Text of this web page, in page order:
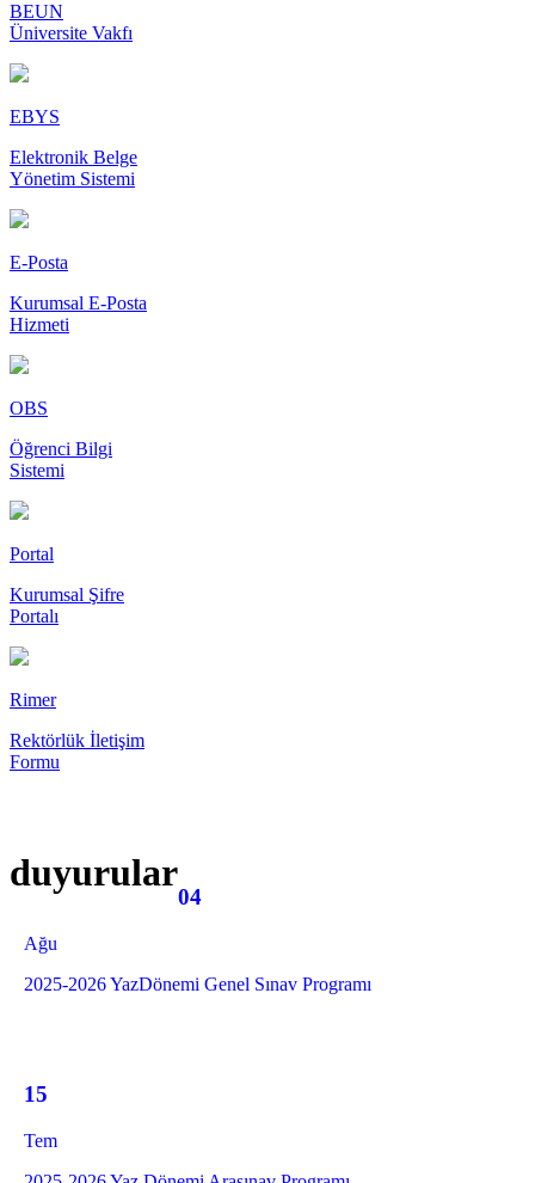
BEUN
Üniversite Vakfı
EBYS
Elektronik Belge
Yönetim Sistemi
E-Posta
Kurumsal E-Posta
Hizmeti
OBS
Öğrenci Bilgi
Sistemi
Portal
Kurumsal Şifre
Portalı
Rimer
Rektörlük İletişim
Formu
duyurular
04
Ağu
2025-2026 YazDönemi Genel Sınav Programı
15
Tem